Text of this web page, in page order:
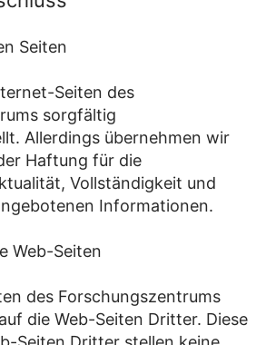
Seiten
Seiten des
sorgfältig
Allerdings übernehmen wir
Haftung für die
Vollständigkeit und
Informationen.
Web-Seiten
des Forschungszentrums
die Web-Seiten Dritter. Diese